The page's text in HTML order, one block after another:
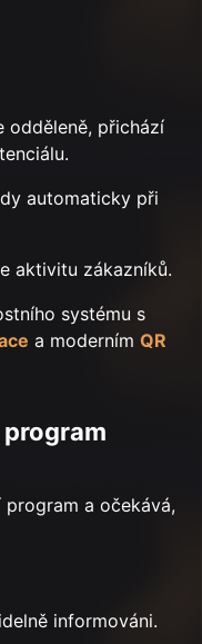
odděleně, přichází
automaticky při
aktivitu zákazníků.
systému s
a moderním QR
a očekává,
informováni.